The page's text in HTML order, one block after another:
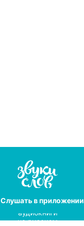
Слушатьв приложении
Лучшие
аудиокниги
на русском